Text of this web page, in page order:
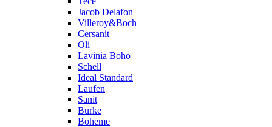
Jacob Delafon
Villeroy&Boch
Cersanit
Oli
Lavinia Boho
Schell
Ideal Standard
Laufen
Sanit
Burke
Boheme